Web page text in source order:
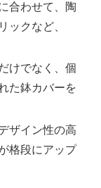
合わせて、陶
ックなど、
けでなく、個
た鉢カバーを
ザイン性の高
格段にアップ